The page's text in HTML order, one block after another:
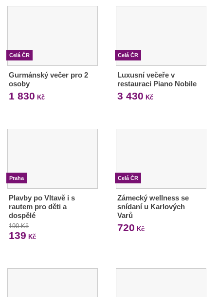
Celá ČR
Gurmánský večer pro 2
osoby
1 830 Kč
Celá ČR
Luxusní večeře v
restauraci Piano Nobile
3 430 Kč
Praha
Plavby po Vltavě i s
rautem pro děti a
dospělé
190 Kč
139 Kč
Celá ČR
Zámecký wellness se
snídaní u Karlových
Varů
720 Kč